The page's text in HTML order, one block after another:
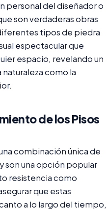
personal del diseñador o
son verdaderas obras
tipos de piedra
espectacular que
espacio, revelando un
como la
de los Pisos
combinación única de
son una opción popular
resistencia como
que estas
a lo largo del tiempo,